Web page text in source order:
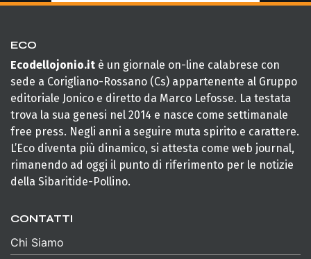
ECO
Ecodellojonio.it è un giornale on-line calabrese con
sede a Corigliano-Rossano (Cs) appartenente al Gruppo
editoriale Jonico e diretto da Marco Lefosse. La testata
trova la sua genesi nel 2014 e nasce come settimanale
free press. Negli anni a seguire muta spirito e carattere.
L’Eco diventa più dinamico, si attesta come web journal,
rimanendo ad oggi il punto di riferimento per le notizie
della Sibaritide-Pollino.
CONTATTI
Chi Siamo